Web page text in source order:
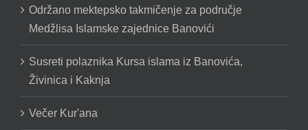
Održano mektepsko takmičenje za područje
Medžlisa Islamske zajednice Banovići
Susreti polaznika Kursa islama iz Banovića,
Živinica i Kaknja
Večer Kur'ana